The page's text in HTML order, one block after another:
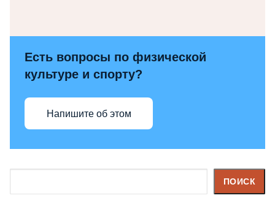
Есть вопросы по физической
культуре и спорту?
Напишите об этом
ПОИСК